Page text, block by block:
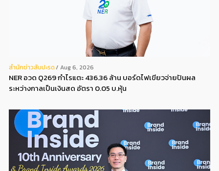
สํานักข่าวสับปะรด Aug 6, 2026
NER อวด Q269 กำไรแตะ 436.36 ล้าน บอร์ดไฟเขียวจ่ายปันผล
ระหว่างกาลเป็นเงินสด อัตรา 0.05 บ.หุ้น